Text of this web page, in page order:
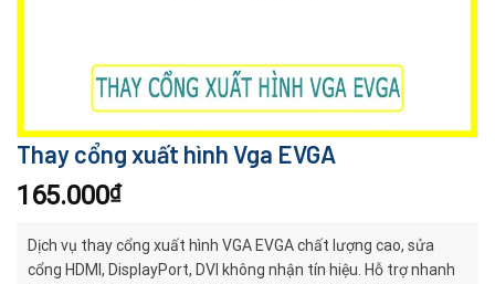
Thay cổng xuất hình Vga EVGA
165.000₫
Dịch vụ thay cổng xuất hình VGA EVGA chất lượng cao, sửa
cổng HDMI, DisplayPort, DVI không nhận tín hiệu. Hỗ trợ nhanh